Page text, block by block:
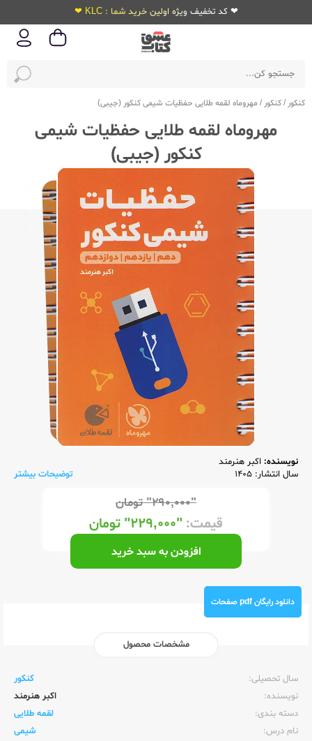
❤ کد تخفیف ویژه اولین خرید شما : KLC ❤
کنکور /کنکور / مهروماه لقمه طلایی حفظیات شیمی کنکور (جیبی)
مهروماه لقمه طلایی حفظیات شیمی
کنکور (جیبی)
نویسنده: اکبر هنرمند
سال انتشار: 1405
توضیحات بیشتر
"۲۹۰,۰۰۰" تومان
قیمت: "۲۲۹,۰۰۰" تومان
افزودن به سبد خرید
دانلود رایگان pdf صفحات
مشخصات محصول
سال تحصیلی:‌
کنکور
نویسنده:‌
اکبر هنرمند
دسته بندی:
لقمه طلایی
نام درس:
شیمی